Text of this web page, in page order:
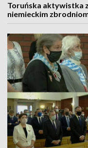
Toruńska aktywistka
niemieckim